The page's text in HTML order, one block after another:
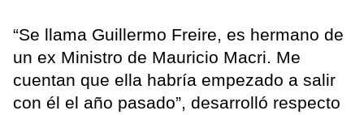
“Se llama Guillermo Freire, es hermano de
un ex Ministro de Mauricio Macri. Me
cuentan que ella habría empezado a salir
con él el año pasado”, desarrolló respecto